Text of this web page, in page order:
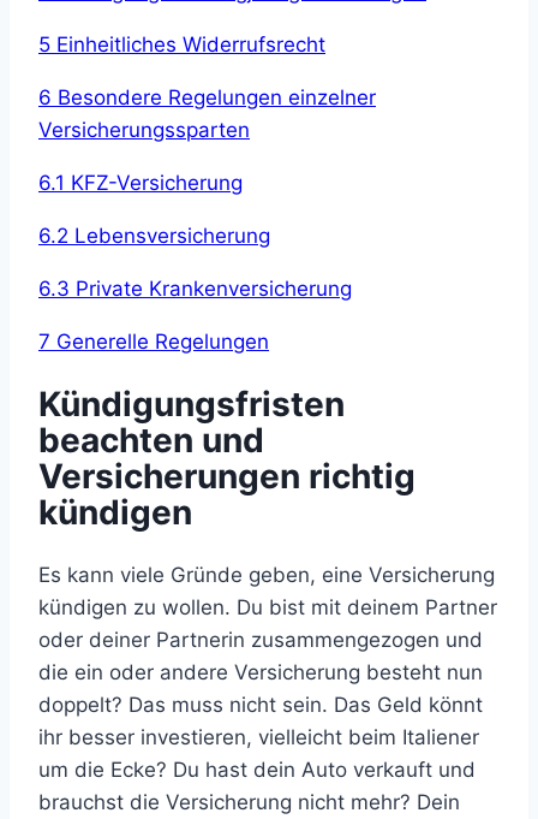
5 Einheitliches Widerrufsrecht
6 Besondere Regelungen einzelner
Versicherungssparten
6.1 KFZ-Versicherung
6.2 Lebensversicherung
6.3 Private Krankenversicherung
7 Generelle Regelungen
Kündigungsfristen
beachten und
Versicherungen richtig
kündigen
Es kann viele Gründe geben, eine Versicherung
kündigen zu wollen. Du bist mit deinem Partner
oder deiner Partnerin zusammengezogen und
die ein oder andere Versicherung besteht nun
doppelt? Das muss nicht sein. Das Geld könnt
ihr besser investieren, vielleicht beim Italiener
um die Ecke? Du hast dein Auto verkauft und
brauchst die Versicherung nicht mehr? Dein